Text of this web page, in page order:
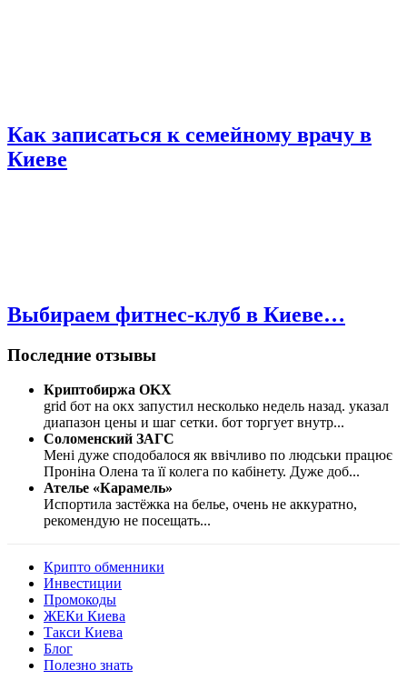
Как записаться к семейному врачу в
Киеве
Выбираем фитнес-клуб в Киеве…
Последние отзывы
Криптобиржа OKX
grid бот на окх запустил несколько недель назад. указал
диапазон цены и шаг сетки. бот торгует внутр...
Соломенский ЗАГС
Мені дуже сподобалося як ввічливо по людськи працює
Проніна Олена та її колега по кабінету. Дуже доб...
Ателье «Карамель»
Испортила застёжка на белье, очень не аккуратно,
рекомендую не посещать...
Крипто обменники
Инвестиции
Промокоды
ЖЕКи Киева
Такси Киева
Блог
Полезно знать